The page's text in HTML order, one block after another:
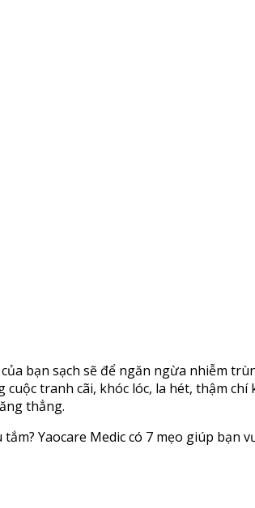
bạn sạch sẽ để ngăn ngừa nhiễm
tranh cãi, khóc lóc, la hét, thậm
thẳng.
Yaocare Medic có 7 mẹo giúp bạn